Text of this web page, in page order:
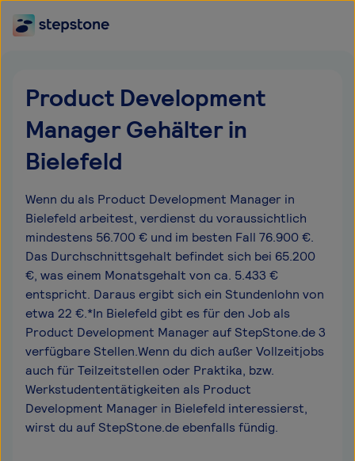
Product Development
Manager Gehälter in
Bielefeld
Wenn du als Product Development Manager in
Bielefeld arbeitest, verdienst du voraussichtlich
mindestens 56.700 € und im besten Fall 76.900 €.
Das Durchschnittsgehalt befindet sich bei 65.200
€, was einem Monatsgehalt von ca. 5.433 €
entspricht. Daraus ergibt sich ein Stundenlohn von
etwa 22 €.*In Bielefeld gibt es für den Job als
Product Development Manager auf StepStone.de 3
verfügbare Stellen.Wenn du dich außer Vollzeitjobs
auch für Teilzeitstellen oder Praktika, bzw.
Werkstudententätigkeiten als Product
Development Manager in Bielefeld interessierst,
wirst du auf StepStone.de ebenfalls fündig.